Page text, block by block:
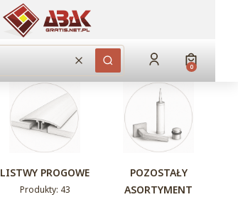
WyczyśćSzukaj
Zaloguj sięProdukty
Koszyk
LISTWY PROGOWE
Produkty: 43
POZOSTAŁY
ASORTYMENT